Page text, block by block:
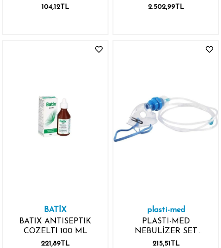
104,12TL 2.502,99TL
BATİX
BATIX ANTISEPTIK
COZELTI 100 ML
221,89TL
plasti-med
PLASTI-MED
NEBULİZER SET
PEDİATRİK MASKE
215,51TL